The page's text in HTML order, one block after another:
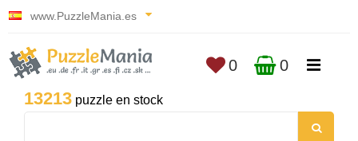
www.PuzzleMania.es
13213 puzzle en stock
0 0